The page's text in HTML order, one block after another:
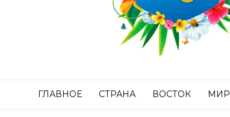
ГЛАВНОЕ СТРАНА ВОСТОК МИР